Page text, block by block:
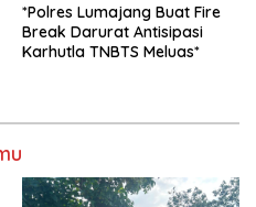
*Polres Lumajang Buat Fire
Break Darurat Antisipasi
Karhutla TNBTS Meluas*